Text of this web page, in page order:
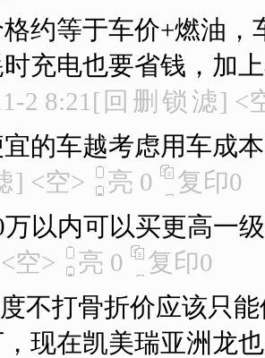
约等于车价+燃油
充电也要省钱，加
2 8:21 [ 回 删 锁 滤] <
的车越考虑用车成
] <空> 亮 0 复印0
万以内可以买更高一
<空> 亮 0 复印0
不打骨折价应该只
现在凯美瑞亚洲龙